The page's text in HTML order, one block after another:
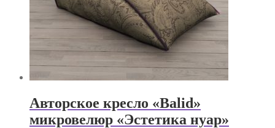
Авторское кресло «Balid»
микровелюр «Эстетика нуар»